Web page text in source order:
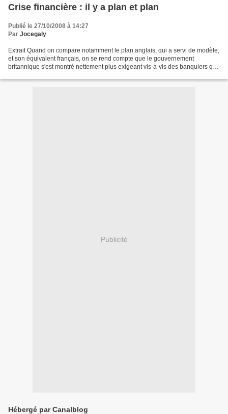
Crise financière : il y a plan et plan
Publié le 27/10/2008 à 14:27
Par Jocegaly
Extrait Quand on compare notamment le plan anglais, qui a servi de modèle,
et son équivalent français, on se rend compte que le gouvernement
britannique s'est montré nettement plus exigeant vis-à-vis des banquiers que
Publicité
Hébergé par Canalblog